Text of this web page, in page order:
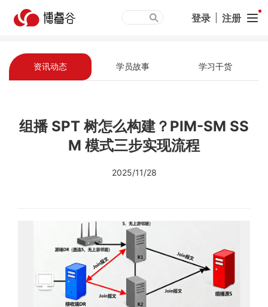
登录 注册
资讯动态 学员故事 学习干货
组播 SPT 树怎么构建？PIM-SM SS
M 模式三步实现流程
2025/11/28